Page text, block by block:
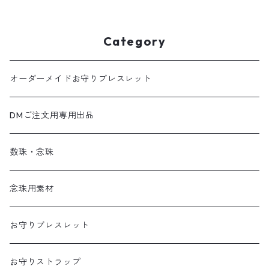
Category
オーダーメイドお守りブレスレット
DMご注文用専用出品
数珠・念珠
念珠用素材
お守りブレスレット
お守りストラップ